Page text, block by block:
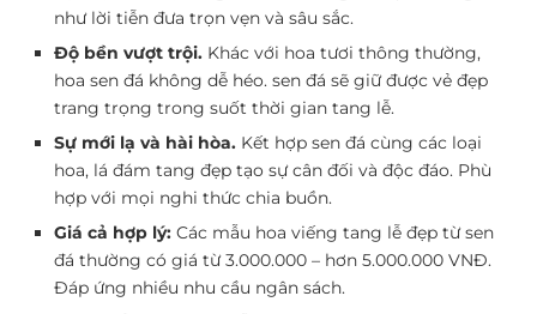
như lời tiễn đưa trọn vẹn và sâu sắc.
Độ bền vượt trội. Khác với hoa tươi thông thường,
hoa sen đá không dễ héo. sen đá sẽ giữ được vẻ đẹp
trang trọng trong suốt thời gian tang lễ.
Sự mới lạ và hài hòa. Kết hợp sen đá cùng các loại
hoa, lá đám tang đẹp tạo sự cân đối và độc đáo. Phù
hợp với mọi nghi thức chia buồn.
Giá cả hợp lý: Các mẫu hoa viếng tang lễ đẹp từ sen
đá thường có giá từ 3.000.000 – hơn 5.000.000 VNĐ.
Đáp ứng nhiều nhu cầu ngân sách.